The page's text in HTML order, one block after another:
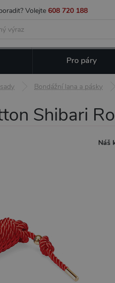
Volejte 608 720 188
Pro páry
Bondážní lana a pásky
Shibari
Náš